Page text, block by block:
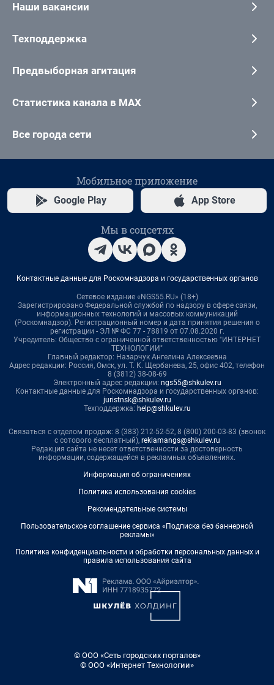
Наши вакансии
Техподдержка
Предвыборная агитация
Статистика канала в MAX
Все города сети
Мобильное приложение
Google Play App Store
Мы в соцсетях
Контактные данные для Роскомнадзора и государственных органов
Сетевое издание «NGS55.RU» (18+)
Зарегистрировано Федеральной службой по надзору в сфере связи,
информационных технологий и массовых коммуникаций
(Роскомнадзор). Регистрационный номер и дата принятия решения о
регистрации - ЭЛ № ФС 77 - 78819 от 07.08.2020 г.
Учредитель: Общество с ограниченной ответственностью "ИНТЕРНЕТ
ТЕХНОЛОГИИ"
Главный редактор: Назарчук Ангелина Алексеевна
Адрес редакции: Россия, Омск, ул. Т. К. Щербанева, 25, офис 402, телефон
8 (3812) 38-08-69
Электронный адрес редакции: ngs55@shkulev.ru
Контактные данные для Роскомнадзора и государственных органов:
juristnsk@shkulev.ru
Техподдержка: help@shkulev.ru
Связаться с отделом продаж: 8 (383) 212-52-52, 8 (800) 200-03-83 (звонок
с сотового бесплатный), reklamangs@shkulev.ru
Редакция сайта не несет ответственности за достоверность
информации, содержащейся в рекламных объявлениях.
Информация об ограничениях
Политика использования cookies
Рекомендательные системы
Пользовательское соглашение сервиса «Подписка без баннерной
рекламы»
Политика конфиденциальности и обработки персональных данных и
правила использования сайта
© ООО «Сеть городских порталов»
© ООО «Интернет Технологии»